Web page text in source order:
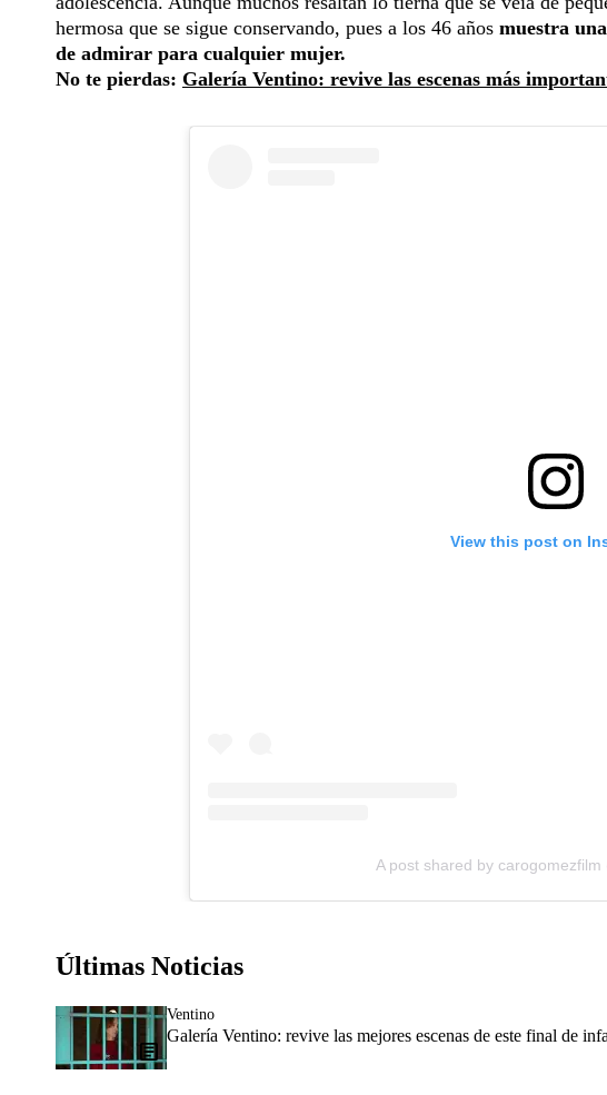
hermosa que se sigue conservando, pues a los 46 años muestra
de admirar para cualquier mujer.
No te pierdas: Galería Ventino: revive las escenas más
View this post on
A post shared by
Últimas Noticias
Ventino
Galería Ventino: revive las mejores escenas de este final de